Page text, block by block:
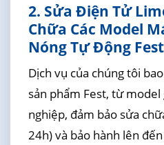
2. Sửa Điện Tử
Chữa Các Model
Nóng Tự Động Fest
Dịch vụ của chúng tôi
sản phẩm Fest, từ
nghiệp, đảm bảo sửa
24h) và bảo hành lên